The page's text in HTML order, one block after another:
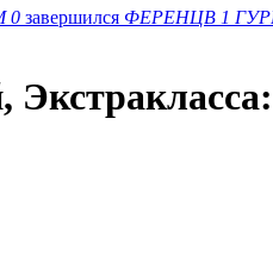
0 завершился ФЕРЕНЦВ 1